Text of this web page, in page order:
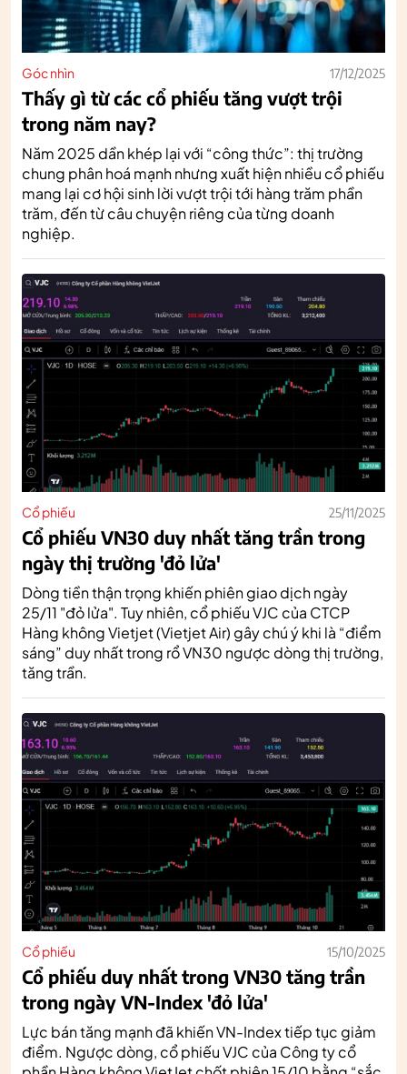
Góc nhìn 17/12/2025
Thấy gì từ các cổ phiếu tăng vượt trội
trong năm nay?
Năm 2025 dần khép lại với “công thức”: thị trường
chung phân hoá mạnh nhưng xuất hiện nhiều cổ phiếu
mang lại cơ hội sinh lời vượt trội tới hàng trăm phần
trăm, đến từ câu chuyện riêng của từng doanh
nghiệp.
Cổ phiếu 25/11/2025
Cổ phiếu VN30 duy nhất tăng trần trong
ngày thị trường 'đỏ lửa'
Dòng tiền thận trọng khiến phiên giao dịch ngày
25/11 "đỏ lửa". Tuy nhiên, cổ phiếu VJC của CTCP
Hàng không Vietjet (Vietjet Air) gây chú ý khi là “điểm
sáng” duy nhất trong rổ VN30 ngược dòng thị trường,
tăng trần.
Cổ phiếu 15/10/2025
Cổ phiếu duy nhất trong VN30 tăng trần
trong ngày VN-Index 'đỏ lửa'
Lực bán tăng mạnh đã khiến VN-Index tiếp tục giảm
điểm. Ngược dòng, cổ phiếu VJC của Công ty cổ